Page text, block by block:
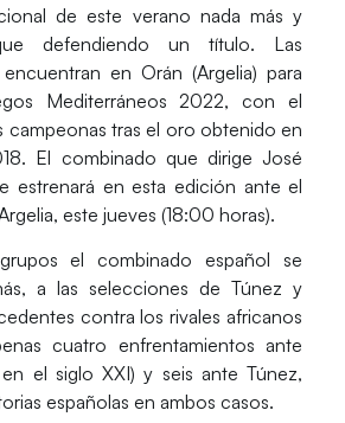
de este verano nada más y
defendiendo un título. Las
enOrán (Argelia) para
Mediterráneos 2022, con el
campeonas tras el oro obtenido en
El combinado que dirigeJosé
estrenará en esta edición ante el
, este jueves (18:00 horas).
el combinado español se
a las selecciones deTúnezy
contra los rivales africanos
cuatro enfrentamientos ante
en el siglo XXI) y seis anteTúnez,
españolas en ambos casos.